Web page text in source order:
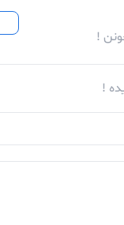
!
!